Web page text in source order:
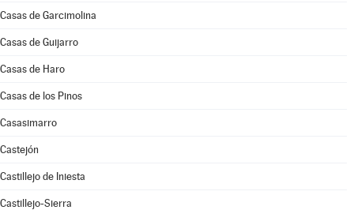
Casas de Garcimolina
Casas de Guijarro
Casas de Haro
Casas de los Pinos
Casasimarro
Castejón
Castillejo de Iniesta
Castillejo-Sierra